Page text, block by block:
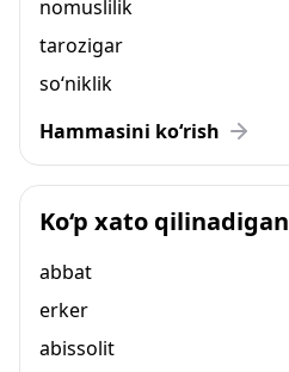
nomuslilik
tarozigar
so‘niklik
Hammasini ko‘rish
Ko‘p xato
abbat
erker
abissolit